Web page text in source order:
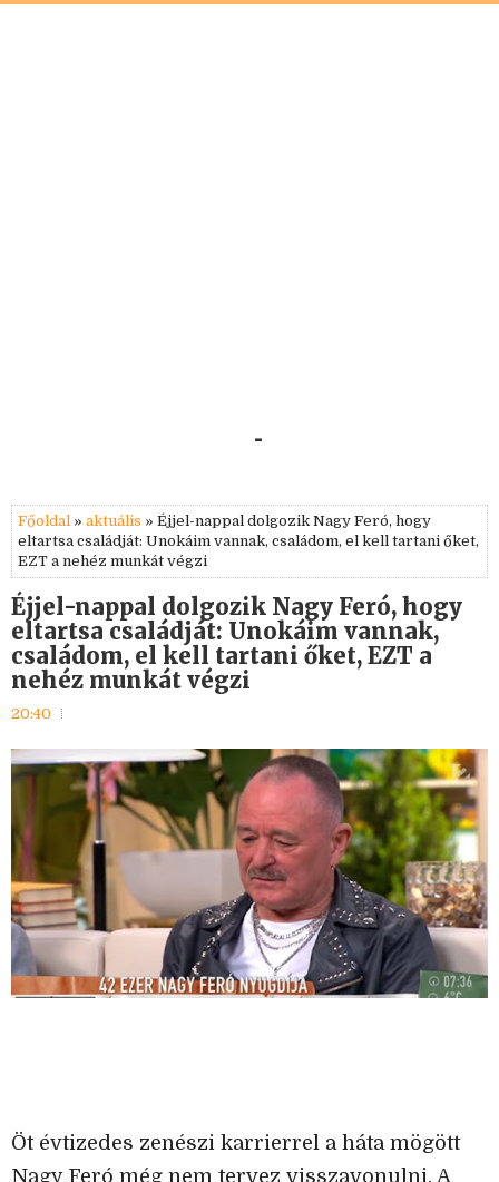
-
Főoldal » aktuális » Éjjel-nappal dolgozik Nagy Feró, hogy
eltartsa családját: Unokáim vannak, családom, el kell tartani őket,
EZT a nehéz munkát végzi
Éjjel-nappal dolgozik Nagy Feró, hogy
eltartsa családját: Unokáim vannak,
családom, el kell tartani őket, EZT a
nehéz munkát végzi
20:40
Öt évtizedes zenészi karrierrel a háta mögött
Nagy Feró még nem tervez visszavonulni. A